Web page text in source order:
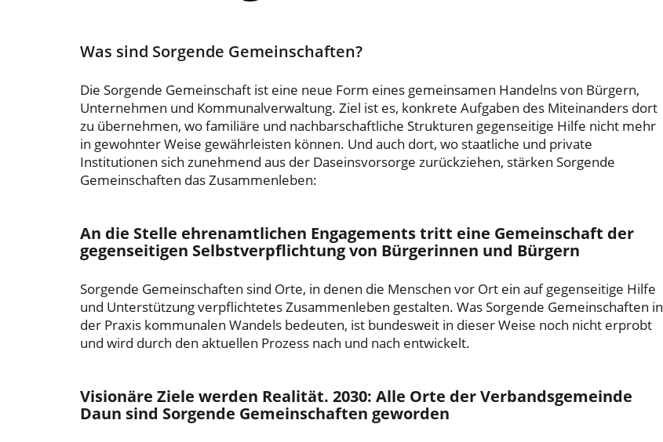
Was sind Sorgende Gemeinschaften?
Die Sorgende Gemeinschaft ist eine neue Form eines gemeinsamen Handelns von Bürgern,
Unternehmen und Kommunalverwaltung. Ziel ist es, konkrete Aufgaben des Miteinanders dort
zu übernehmen, wo familiäre und nachbarschaftliche Strukturen gegenseitige Hilfe nicht mehr
in gewohnter Weise gewährleisten können. Und auch dort, wo staatliche und private
Institutionen sich zunehmend aus der Daseinsvorsorge zurückziehen, stärken Sorgende
Gemeinschaften das Zusammenleben:
An die Stelle ehrenamtlichen Engagements tritt eine Gemeinschaft der
gegenseitigen Selbstverpflichtung von Bürgerinnen und Bürgern
Sorgende Gemeinschaften sind Orte, in denen die Menschen vor Ort ein auf gegenseitige Hilfe
und Unterstützung verpflichtetes Zusammenleben gestalten. Was Sorgende Gemeinschaften in
der Praxis kommunalen Wandels bedeuten, ist bundesweit in dieser Weise noch nicht erprobt
und wird durch den aktuellen Prozess nach und nach entwickelt.
Visionäre Ziele werden Realität. 2030: Alle Orte der Verbandsgemeinde
Daun sind Sorgende Gemeinschaften geworden